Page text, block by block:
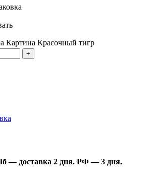
Картина Красочный тигр
— доставка 2 дня. РФ — 3 дня.